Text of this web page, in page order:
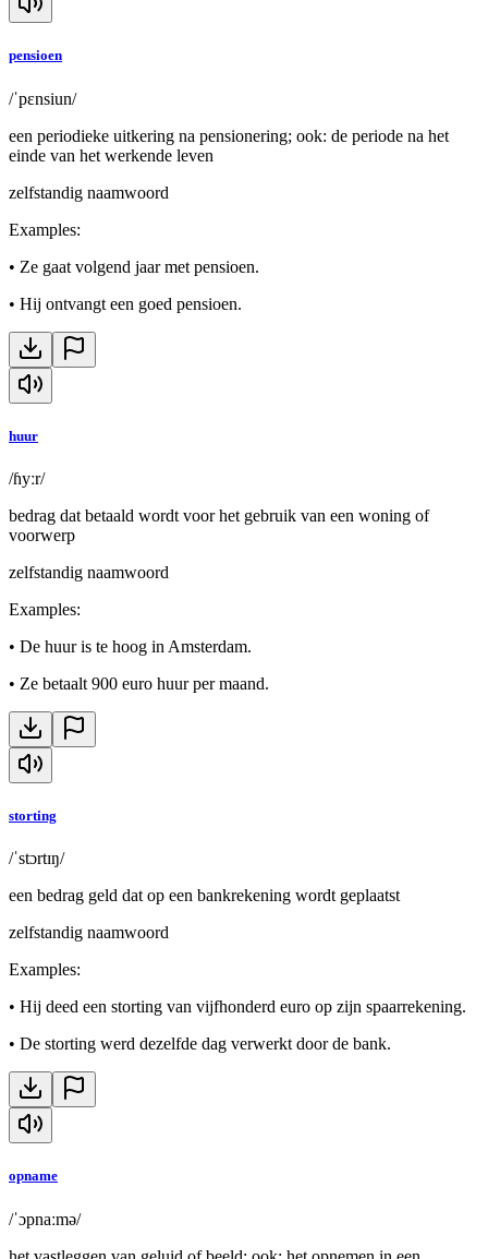
pensioen
/ˈpɛnsiun/
een periodieke uitkering na pensionering; ook: de periode na het
einde van het werkende leven
zelfstandig naamwoord
Examples:
• Ze gaat volgend jaar met pensioen.
• Hij ontvangt een goed pensioen.
huur
/ɦyːr/
bedrag dat betaald wordt voor het gebruik van een woning of
voorwerp
zelfstandig naamwoord
Examples:
• De huur is te hoog in Amsterdam.
• Ze betaalt 900 euro huur per maand.
storting
/ˈstɔrtɪŋ/
een bedrag geld dat op een bankrekening wordt geplaatst
zelfstandig naamwoord
Examples:
• Hij deed een storting van vijfhonderd euro op zijn spaarrekening.
• De storting werd dezelfde dag verwerkt door de bank.
opname
/ˈɔpnaːmə/